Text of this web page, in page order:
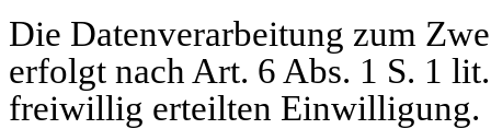
Die Datenverarbeitung zum
erfolgt nach Art. 6 Abs. 1 S. 1
freiwillig erteilten Einwilligung.